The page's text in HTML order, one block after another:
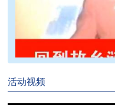
活动视频